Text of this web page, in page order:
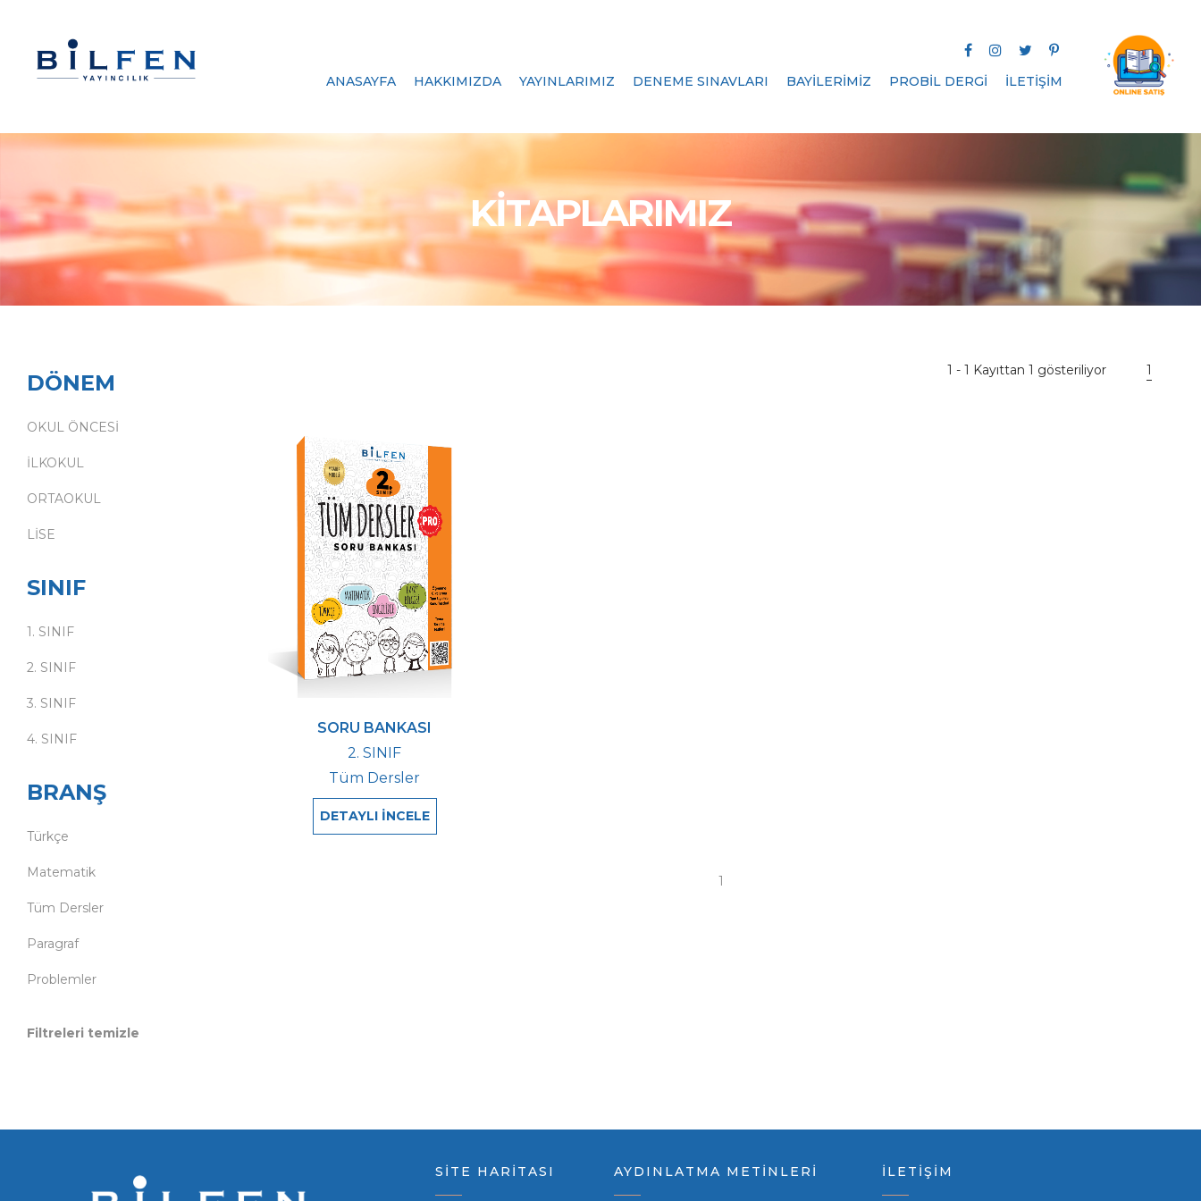
ANASAYFA HAKKIMIZDA YAYINLARIMIZ DENEME SINAVLARI BAYİLERİMİZ PROBİL DERGİ İLETİŞİM
KİTAPLARIMIZ
DÖNEM
OKUL ÖNCESİ
İLKOKUL
ORTAOKUL
LİSE
SINIF
1. SINIF
2. SINIF
3. SINIF
4. SINIF
BRANŞ
Türkçe
Matematik
Tüm Dersler
Paragraf
Problemler
Filtreleri temizle
1 - 1 Kayıttan 1 gösteriliyor 1
SORU BANKASI
2. SINIF
Tüm Dersler
DETAYLI İNCELE
1
SİTE HARİTASI AYDINLATMA METİNLERİ İLETİŞİM